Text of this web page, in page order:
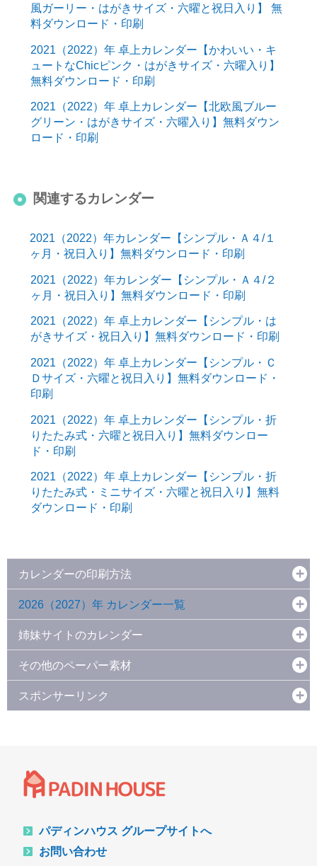
風ガーリー・はがきサイズ・六曜と祝日入り】 無
料ダウンロード・印刷
2021（2022）年 卓上カレンダー【かわいい・キ
ュートなChicピンク・はがきサイズ・六曜入り】
無料ダウンロード・印刷
2021（2022）年 卓上カレンダー【北欧風ブルー
グリーン・はがきサイズ・六曜入り】無料ダウン
ロード・印刷
関連するカレンダー
2021（2022）年カレンダー【シンプル・Ａ４/１
ヶ月・祝日入り】無料ダウンロード・印刷
2021（2022）年カレンダー【シンプル・Ａ４/２
ヶ月・祝日入り】無料ダウンロード・印刷
2021（2022）年 卓上カレンダー【シンプル・は
がきサイズ・祝日入り】無料ダウンロード・印刷
2021（2022）年 卓上カレンダー【シンプル・Ｃ
Ｄサイズ・六曜と祝日入り】無料ダウンロード・
印刷
2021（2022）年 卓上カレンダー【シンプル・折
りたたみ式・六曜と祝日入り】無料ダウンロー
ド・印刷
2021（2022）年 卓上カレンダー【シンプル・折
りたたみ式・ミニサイズ・六曜と祝日入り】無料
ダウンロード・印刷
カレンダーの印刷方法
2026（2027）年 カレンダー一覧
姉妹サイトのカレンダー
その他のペーパー素材
スポンサーリンク
パディンハウス グループサイトへ
お問い合わせ